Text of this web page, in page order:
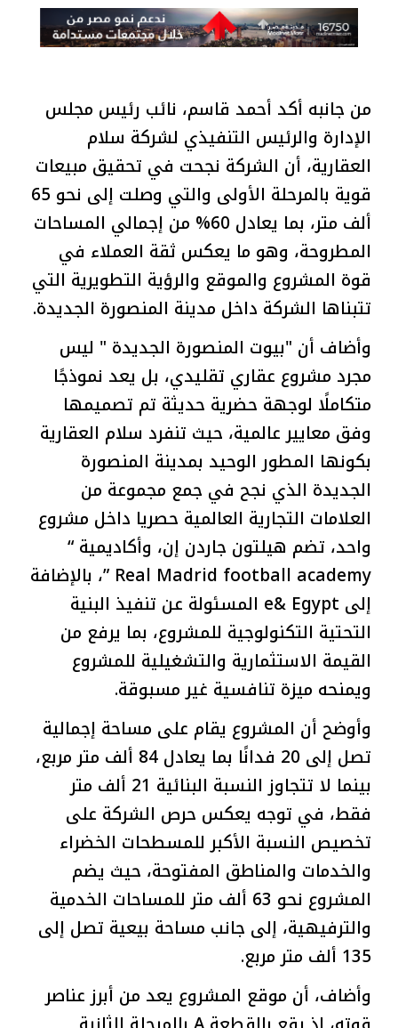
من جانبه أكد أحمد قاسم، نائب رئيس مجلس
الإدارة والرئيس التنفيذي لشركة سلام
العقارية، أن الشركة نجحت في تحقيق مبيعات
قوية بالمرحلة الأولى والتي وصلت إلى نحو 65
ألف متر، بما يعادل 60% من إجمالي المساحات
المطروحة، وهو ما يعكس ثقة العملاء في
قوة المشروع والموقع والرؤية التطويرية التي
تتبناها الشركة داخل مدينة المنصورة الجديدة.
وأضاف أن "بيوت المنصورة الجديدة " ليس
مجرد مشروع عقاري تقليدي، بل يعد نموذجًا
متكاملًا لوجهة حضرية حديثة تم تصميمها
وفق معايير عالمية، حيث تنفرد سلام العقارية
بكونها المطور الوحيد بمدينة المنصورة
الجديدة الذي نجح في جمع مجموعة من
العلامات التجارية العالمية حصريا داخل مشروع
واحد، تضم هيلتون جاردن إن، وأكاديمية “
Real Madrid football academy ”، بالإضافة
إلى e& Egypt المسئولة عن تنفيذ البنية
التحتية التكنولوجية للمشروع، بما يرفع من
القيمة الاستثمارية والتشغيلية للمشروع
ويمنحه ميزة تنافسية غير مسبوقة.
وأوضح أن المشروع يقام على مساحة إجمالية
تصل إلى 20 فدانًا بما يعادل 84 ألف متر مربع،
بينما لا تتجاوز النسبة البنائية 21 ألف متر
فقط، في توجه يعكس حرص الشركة على
تخصيص النسبة الأكبر للمسطحات الخضراء
والخدمات والمناطق المفتوحة، حيث يضم
المشروع نحو 63 ألف متر للمساحات الخدمية
والترفيهية، إلى جانب مساحة بيعية تصل إلى
135 ألف متر مربع.
وأضاف، أن موقع المشروع يعد من أبرز عناصر